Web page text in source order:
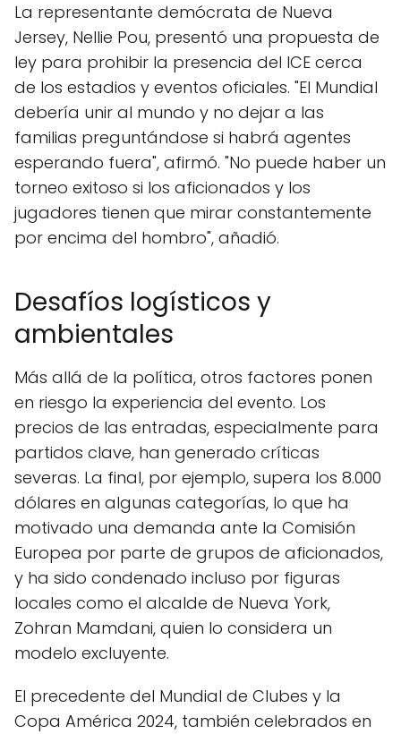
La representante demócrata de Nueva
Jersey, Nellie Pou, presentó una propuesta de
ley para prohibir la presencia del ICE cerca
de los estadios y eventos oficiales. "El Mundial
debería unir al mundo y no dejar a las
familias preguntándose si habrá agentes
esperando fuera", afirmó. "No puede haber un
torneo exitoso si los aficionados y los
jugadores tienen que mirar constantemente
por encima del hombro", añadió.
Desafíos logísticos y
ambientales
Más allá de la política, otros factores ponen
en riesgo la experiencia del evento. Los
precios de las entradas, especialmente para
partidos clave, han generado críticas
severas. La final, por ejemplo, supera los 8.000
dólares en algunas categorías, lo que ha
motivado una demanda ante la Comisión
Europea por parte de grupos de aficionados,
y ha sido condenado incluso por figuras
locales como el alcalde de Nueva York,
Zohran Mamdani, quien lo considera un
modelo excluyente.
El precedente del Mundial de Clubes y la
Copa América 2024, también celebrados en